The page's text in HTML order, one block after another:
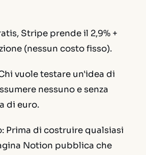
Stripe prende il 2,9% +
(nessun costo fisso).
vuole testare un'idea di
nessuno e senza
di euro.
Prima di costruire qualsiasi
Notion pubblica che